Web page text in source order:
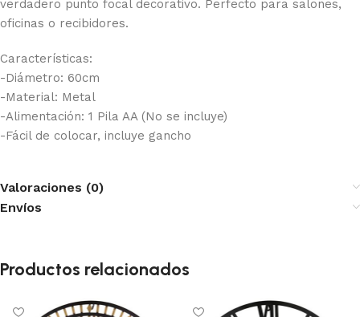
verdadero punto focal decorativo. Perfecto para salones,
oficinas o recibidores.
Características:
-Diámetro: 60cm
-Material: Metal
-Alimentación: 1 Pila AA (No se incluye)
-Fácil de colocar, incluye gancho
Valoraciones (0)
Envíos
Productos relacionados